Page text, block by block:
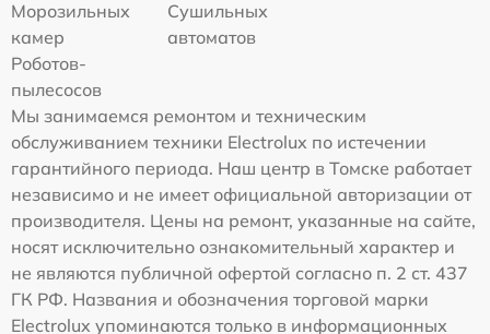
Морозильных
камер
Сушильных
автоматов
Роботов-
пылесосов
Мы занимаемся ремонтом и техническим
обслуживанием техники Electrolux по истечении
гарантийного периода. Наш центр в Томске работает
независимо и не имеет официальной авторизации от
производителя. Цены на ремонт, указанные на сайте,
носят исключительно ознакомительный характер и
не являются публичной офертой согласно п. 2 ст. 437
ГК РФ. Названия и обозначения торговой марки
Electrolux упоминаются только в информационных